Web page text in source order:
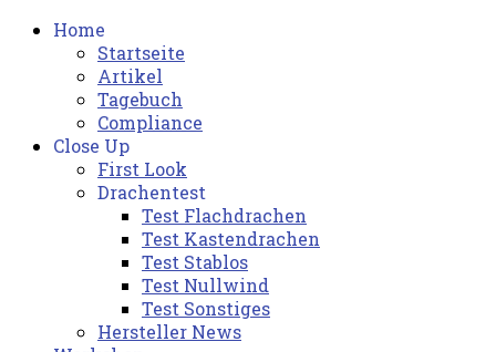
Home
Startseite
Artikel
Tagebuch
Compliance
Close Up
First Look
Drachentest
Test Flachdrachen
Test Kastendrachen
Test Stablos
Test Nullwind
Test Sonstiges
Hersteller News